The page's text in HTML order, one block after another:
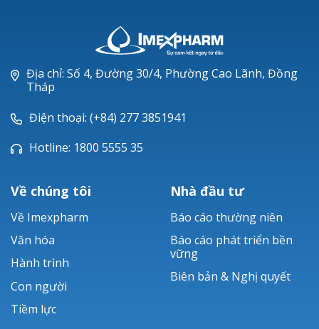
Địa chỉ: Số 4, Đường 30/4, Phường Cao Lãnh, Đồng
Tháp
Điện thoại: (+84) 277 3851941
Hotline: 1800 5555 35
Về chúng tôi
Về Imexpharm
Văn hóa
Hành trình
Con người
Tiềm lực
Nhà đầu tư
Báo cáo thường niên
Báo cáo phát triển bền
vững
Biên bản & Nghị quyết